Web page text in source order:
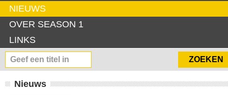
NIEUWS
OVER SEASON 1
LINKS
Nieuws